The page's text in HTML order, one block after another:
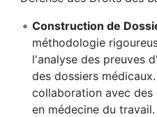
Construction de
méthodologie
l'analyse des preuves
des dossiers
collaboration avec
en médecine du travail.